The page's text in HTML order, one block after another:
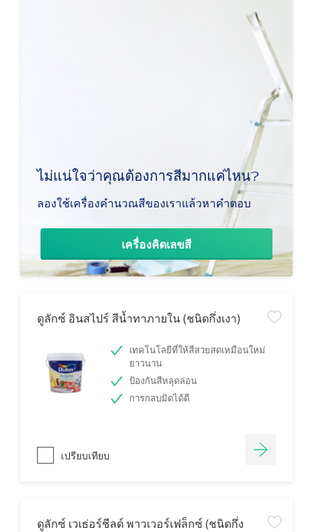
ไม่แน่ใจว่าคุณต้องการสีมากแค่ไหน?
ลองใช้เครื่องคำนวณสีของเราแล้วหาคำตอบ
เครื่องคิดเลขสี
ดูลักซ์ อินสไปร์ สีน้ำทาภายใน (ชนิดกึ่งเงา)
เทคโนโลยีที่ให้สีสวยสดเหมือนใหม่
ยาวนาน
ป้องกันสีหลุดล่อน
การกลบมิดได้ดี
เปรียบเทียบ
ดูลักซ์ เวเธ่อร์ชีลด์ พาวเวอร์เฟล็กซ์ (ชนิดกึ่ง